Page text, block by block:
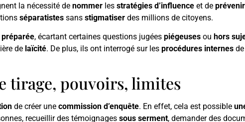
la nécessité de nommer les stratégies d’influence et de prévenir
séparatistes sans stigmatiser des millions de citoyens.
préparée, écartant certaines questions jugées piégeuses ou hors
de laïcité. De plus, ils ont interrogé sur les procédures internes
tirage, pouvoirs, limites
de créer une commission d’enquête. En effet, cela est possible
recueillir des témoignages sous serment, demander des